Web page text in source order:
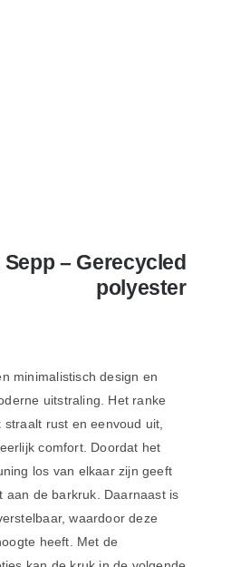
– Gerecycled
polyester
minimalistisch design en
uitstraling. Het ranke
rust en eenvoud uit,
comfort. Doordat het
los van elkaar zijn geeft
aan de barkruk. Daarnaast is
waardoor deze
heeft. Met de